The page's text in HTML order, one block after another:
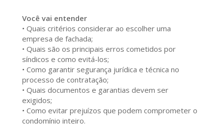
Você vai entender
• Quais critérios considerar ao escolher uma
empresa de fachada;
• Quais são os principais erros cometidos por
síndicos e como evitá-los;
• Como garantir segurança jurídica e técnica no
processo de contratação;
• Quais documentos e garantias devem ser
exigidos;
• Como evitar prejuízos que podem comprometer o
condomínio inteiro.